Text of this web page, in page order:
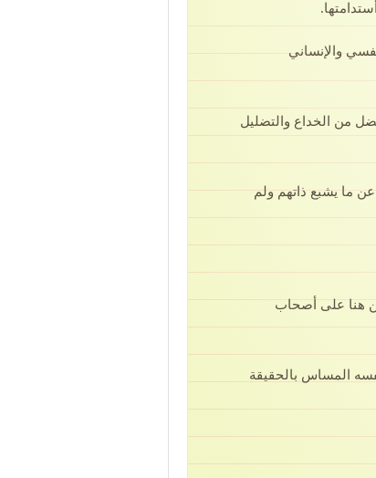
والإنساني
من الخداع والتضليل
ما يشبع ذاتهم ولم
هنا على أصحاب
المساس بالحقيقة